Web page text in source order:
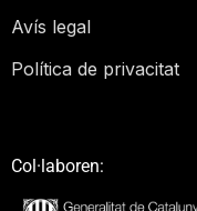
Avís legal
Política de privacitat
Col·laboren: